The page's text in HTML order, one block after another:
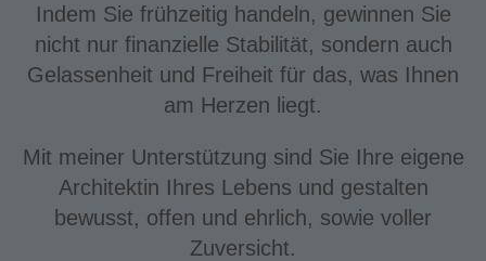
Indem Sie frühzeitig handeln, gewinnen Sie
nicht nur finanzielle Stabilität, sondern auch
Gelassenheit und Freiheit für das, was Ihnen
am Herzen liegt.
Mit meiner Unterstützung sind Sie Ihre eigene
Architektin Ihres Lebens und gestalten
bewusst, offen und ehrlich, sowie voller
Zuversicht.